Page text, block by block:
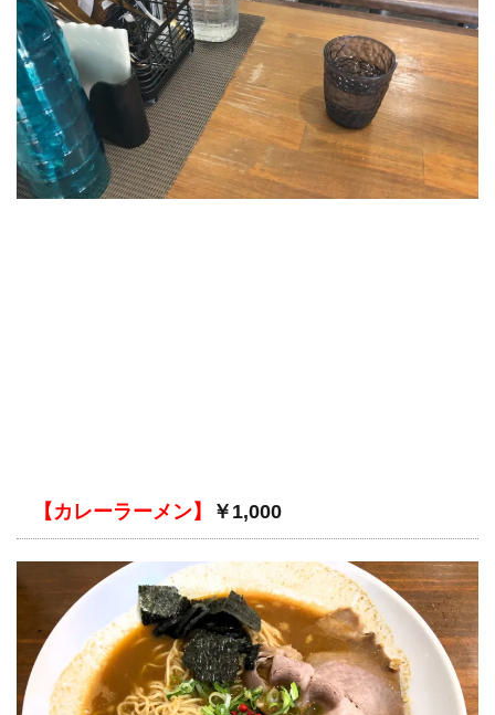
【カレーラーメン】 ￥1,000